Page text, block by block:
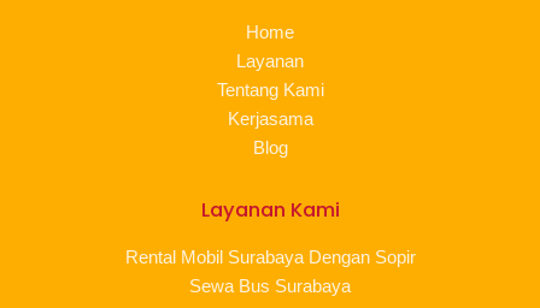
Home
Layanan
Tentang Kami
Kerjasama
Blog
Layanan Kami
Rental Mobil Surabaya Dengan Sopir
Sewa Bus Surabaya